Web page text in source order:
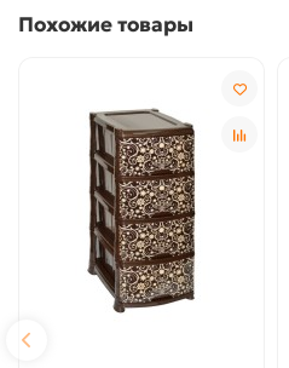
Похожие товары